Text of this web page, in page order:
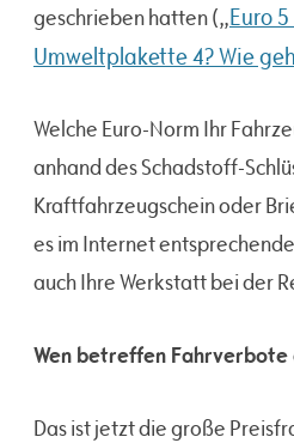
geschrieben hatten („Euro
Umweltplakette 4? Wie
Welche Euro-Norm Ihr
anhand des Schadstoff-
Kraftfahrzeugschein oder
es im Internet
auch Ihre Werkstatt bei der
Wen betreffen Fahrverbote
Das ist jetzt die große